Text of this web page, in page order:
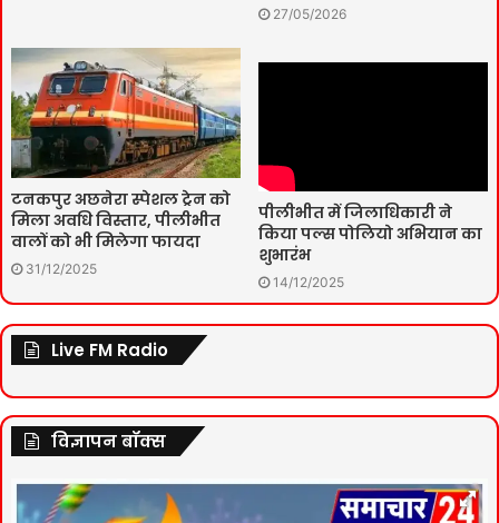
27/05/2026
टनकपुर अछनेरा स्पेशल ट्रेन को
मिला अवधि विस्तार, पीलीभीत
वालों को भी मिलेगा फायदा
31/12/2025
पीलीभीत में जिलाधिकारी ने
किया पल्स पोलियो अभियान का
शुभारंभ
14/12/2025
Live FM Radio
विज्ञापन बॉक्स